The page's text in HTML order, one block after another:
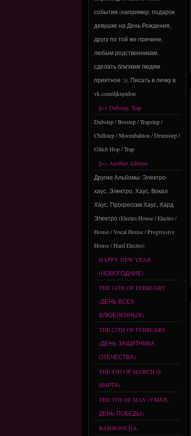
события (например: подарок
девушке на День Рождения,
другу по той же причине,
любым родственникам,
сделать близким людям
приятное :)). Писать в личку в
vk.com/djkupidon
||>> Dubstep, Trap
Dubstep / Brostep / Trapstep /
Chillstep / Moombahton / Drumstep /
Glitch Hop / Trap
||>> Another Albums
Другие Альбомы: Электро
хаус, Электро, Хаус, Вокал
Хаус, Прогрессив Хаус, Хард
Электро (Electro House / Electro /
House / Vocal House / Progressive
House / Hard Electro)
HAPPY NEW YEAR
(НОВОГОДНИЕ)
THE 14TH OF FEBRUARY
(ДЕНЬ ВСЕХ
ВЛЮБЛЕННЫХ)
THE 23TH OF FEBRUARY
(ДЕНЬ ЗАЩИТНИКА
ОТЕЧЕСТВА)
THE 8TH OF MARCH (8
МАРТА)
THE 9TH OF MAY (9 МАЯ,
ДЕНЬ ПОБЕДЫ)
BAMBOOCHA